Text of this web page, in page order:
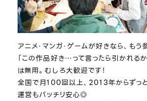
アニメ・マンガ・ゲームが好きなら、もう
「この作品好き…って言ったら引かれる
は無用。むしろ大歓迎です！
全国で月100回以上、2013年からずっ
運営もバッチリ安心◎